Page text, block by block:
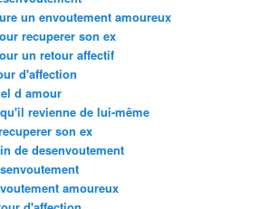
un envoutement amoureux
recuperer son ex
un retour affectif
d'affection
d amour
revienne de lui-même
son ex
de desenvoutement
amoureux